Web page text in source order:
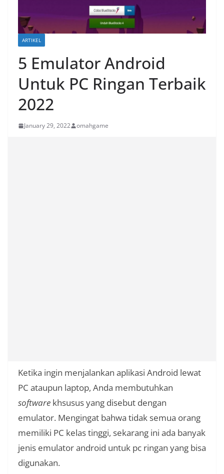
ARTIKEL
5 Emulator Android
Untuk PC Ringan Terbaik
2022
January 29, 2022 omahgame
Ketika ingin menjalankan aplikasi Android lewat
PC ataupun laptop, Anda membutuhkan
software khsusus yang disebut dengan
emulator. Mengingat bahwa tidak semua orang
memiliki PC kelas tinggi, sekarang ini ada banyak
jenis emulator android untuk pc ringan yang bisa
digunakan.